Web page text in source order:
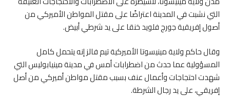
التي نشبت في المدينة اعتراضًا على مقتل المواطن الأميركي من
أصول إفريقية جورج فلويد خنقا على يد شرطي أبيض.
وقال حاكم ولاية مينيسوتا الأميركية تيم فالز إنه يتحمل كامل
المسؤولية عما حدث من اضطرابات أمس في مدينة مينيابوليس التي
شهدت احتجاجات وأعمال عنف بسبب مقتل مواطن أميركي من أصل
إفريقي، على يد رجال الشرطة.